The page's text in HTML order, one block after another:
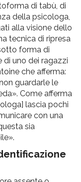
di tabù, di
della psicologa,
alla visione dello
tecnica di ripresa
forma di
uno dei ragazzi
che afferma:
guardarle le
Come afferma
lascia pochi
con una
sia